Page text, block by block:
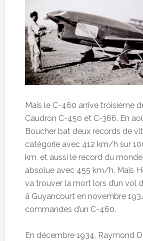
Mais le C-460 arrive troisième
Caudron C-450 et C-366. En
Boucher bat deux records de
catégorie avec 412 km/h sur
km, et aussi le record du
absolue avec 455 km/h. Mais
va trouver la mort lors d’un vol
à Guyancourt en novembre
commandes d’un C-460.
En décembre 1934, Raymond